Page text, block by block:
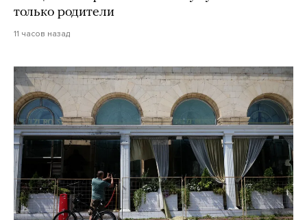
только родители
11 часов назад